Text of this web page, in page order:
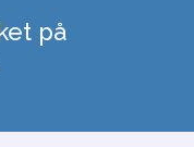
på